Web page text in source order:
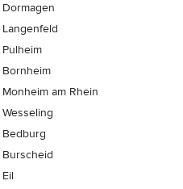
Dormagen
Langenfeld
Pulheim
Bornheim
Monheim am Rhein
Wesseling
Bedburg
Burscheid
Eil